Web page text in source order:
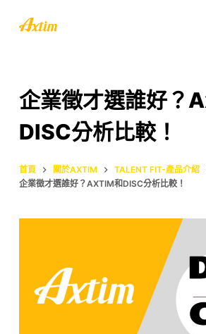
至
容
企業徵才選誰好？
DISC分析比較！
首頁 關於AXTIM
TALENT FIT-產品介紹
企業徵才選誰好？AXTIM和DISC分析比較！